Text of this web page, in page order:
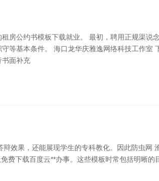
房公约书模板下载就业。 最初，聘用正规渠说
等基本条件。 海口龙华庆雅逸网络科技工作室
书面补充
效果，还能展现学生的专科教化。因此防虫网
费下载百度云**办事。这些模板时常包括明晰的